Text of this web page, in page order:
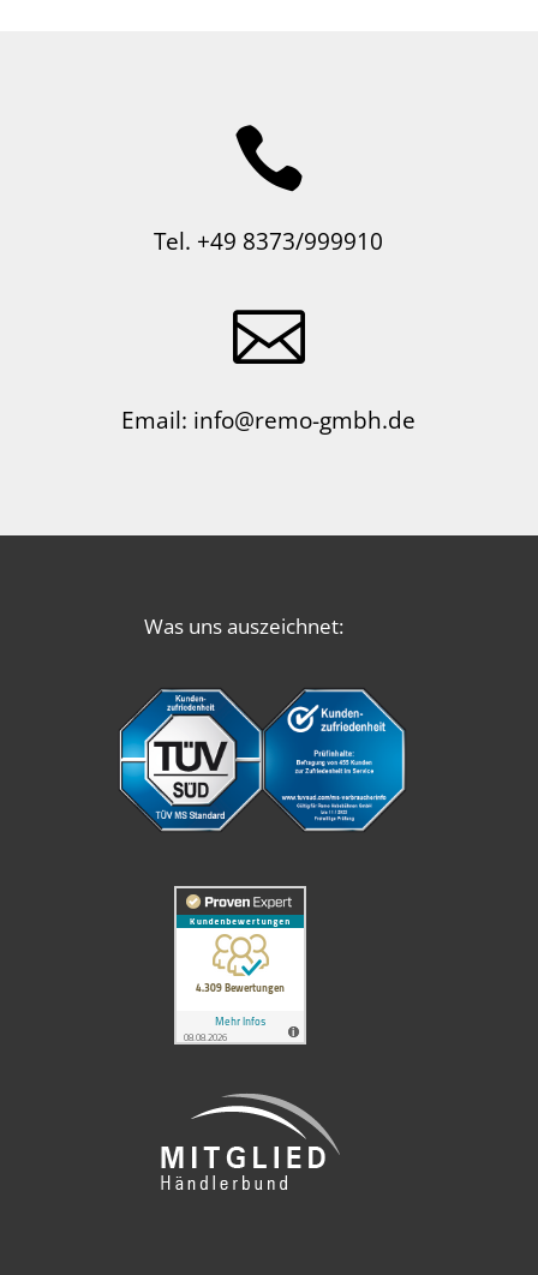

Tel. +49 8373/999910

Email: info@remo-gmbh.de
Was uns auszeichnet: